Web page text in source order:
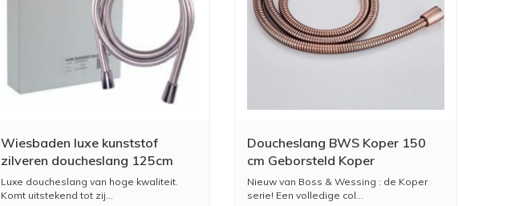
Wiesbaden luxe kunststof
zilveren doucheslang 125cm
Luxe doucheslang van hoge kwaliteit.
Komt uitstekend tot zij...
Doucheslang BWS Koper 150
cm Geborsteld Koper
Nieuw van Boss & Wessing : de Koper
serie! Een volledige col...